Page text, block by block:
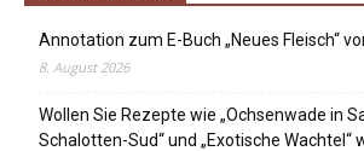
Annotation zum E-Buch „Neues Fleisch“
8. August 2026
Wollen Sie Rezepte wie „Ochsenwade in
Schalotten-Sud“ und „Exotische Wachtel“